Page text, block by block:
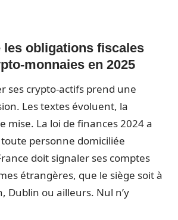
les obligations fiscales
monnaies en 2025
ses crypto-actifs prend une
Les textes évoluent, la
mise. La loi de finances 2024 a
personne domiciliée
doit signaler ses comptes
étrangères, que le siège soit à
Dublin ou ailleurs. Nul n’y